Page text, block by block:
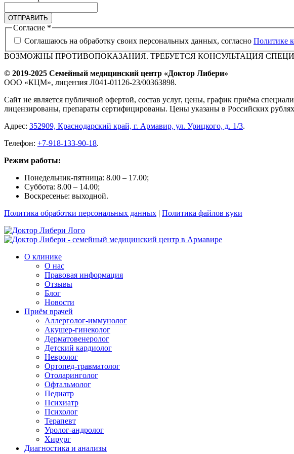
ОТПРАВИТЬ
Согласие *
Соглашаюсь на обработку своих персональных данных, согласно Политике
ВОЗМОЖНЫ ПРОТИВОПОКАЗАНИЯ. ТРЕБУЕТСЯ КОНСУЛЬТАЦИЯ
© 2019-2025 Семейный медицинский центр «Доктор Либери»
ООО «КЦМ», лицензия Л041-01126-23/00363898.
Сайт не является публичной офертой, состав услуг, цены, график приёма
лицензированы, препараты сертифицированы. Цены указаны в Российских
Адрес: 352909, Краснодарский край, г. Армавир, ул. Урицкого, д. 1/3.
Телефон: +7-918-133-90-18.
Режим работы:
Понедельник-пятница: 8.00 – 17.00;
Суббота: 8.00 – 14.00;
Воскресенье: выходной.
Политика обработки персональных данных | Политика файлов куки
О клинике
О нас
Правовая информация
Отзывы
Блог
Новости
Приём врачей
Аллерголог-иммунолог
Акушер-гинеколог
Дерматовенеролог
Детский кардиолог
Невролог
Ортопед-травматолог
Отоларинголог
Офтальмолог
Педиатр
Психиатр
Психолог
Терапевт
Уролог-андролог
Хирург
Диагностика и анализы